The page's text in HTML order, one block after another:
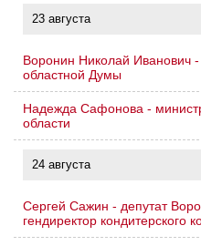
23 августа
Воронин Николай Иванович
областной Думы
Надежда Сафонова -
области
24 августа
Сергей Сажин - депутат
гендиректор кондитерского